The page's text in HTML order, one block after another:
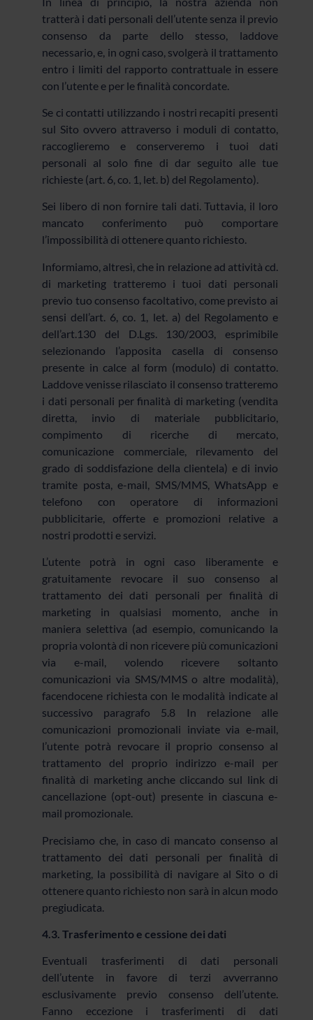
tratterà i dati personali dell’utente senza il previo
consenso da parte dello stesso, laddove
necessario, e, in ogni caso, svolgerà il trattamento
entro i limiti del rapporto contrattuale in essere
con l’utente e per le finalità concordate.
Se ci contatti utilizzando i nostri recapiti presenti
sul Sito ovvero attraverso i moduli di contatto,
raccoglieremo e conserveremo i tuoi dati
personali al solo fine di dar seguito alle tue
richieste (art. 6, co. 1, let. b) del Regolamento).
Sei libero di non fornire tali dati. Tuttavia, il loro
mancato conferimento può comportare
l’impossibilità di ottenere quanto richiesto.
Informiamo, altresì, che in relazione ad attività cd.
di marketing tratteremo i tuoi dati personali
previo tuo consenso facoltativo, come previsto ai
sensi dell’art. 6, co. 1, let. a) del Regolamento e
dell’art.130 del D.Lgs. 130/2003, esprimibile
selezionando l’apposita casella di consenso
presente in calce al form (modulo) di contatto.
Laddove venisse rilasciato il consenso tratteremo
i dati personali per finalità di marketing (vendita
diretta, invio di materiale pubblicitario,
compimento di ricerche di mercato,
comunicazione commerciale, rilevamento del
grado di soddisfazione della clientela) e di invio
tramite posta, e-mail, SMS/MMS, WhatsApp e
telefono con operatore di informazioni
pubblicitarie, offerte e promozioni relative a
nostri prodotti e servizi.
L’utente potrà in ogni caso liberamente e
gratuitamente revocare il suo consenso al
trattamento dei dati personali per finalità di
marketing in qualsiasi momento, anche in
maniera selettiva (ad esempio, comunicando la
propria volontà di non ricevere più comunicazioni
via e-mail, volendo ricevere soltanto
comunicazioni via SMS/MMS o altre modalità),
facendocene richiesta con le modalità indicate al
successivo paragrafo 5.8 In relazione alle
comunicazioni promozionali inviate via e-mail,
l’utente potrà revocare il proprio consenso al
trattamento del proprio indirizzo e-mail per
finalità di marketing anche cliccando sul link di
cancellazione (opt-out) presente in ciascuna e-
mail promozionale.
Precisiamo che, in caso di mancato consenso al
trattamento dei dati personali per finalità di
marketing, la possibilità di navigare al Sito o di
ottenere quanto richiesto non sarà in alcun modo
pregiudicata.
4.3. Trasferimento e cessione dei dati
Eventuali trasferimenti di dati personali
dell’utente in favore di terzi avverranno
esclusivamente previo consenso dell’utente.
Fanno eccezione i trasferimenti di dati